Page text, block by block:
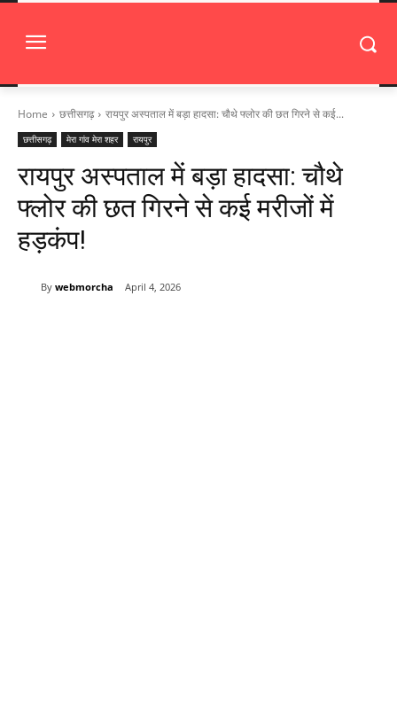
Home छत्तीसगढ़ रायपुर अस्पताल में बड़ा हादसा: चौथे फ्लोर की छत गिरने से कई...
छत्तीसगढ़ मेरा गांव मेरा शहर रायपुर
रायपुर अस्पताल में बड़ा हादसा: चौथे
फ्लोर की छत गिरने से कई मरीजों में
हड़कंप!
By webmorcha April 4, 2026